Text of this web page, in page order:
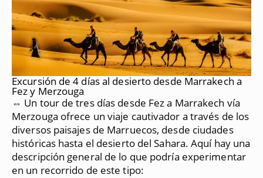
Excursión de 4 días al desierto desde Marrakech a
Fez y Merzouga
⇔ Un tour de tres días desde Fez a Marrakech vía
Merzouga ofrece un viaje cautivador a través de los
diversos paisajes de Marruecos, desde ciudades
históricas hasta el desierto del Sahara. Aquí hay una
descripción general de lo que podría experimentar
en un recorrido de este tipo: